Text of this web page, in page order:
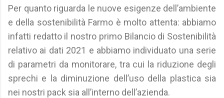
Per quanto riguarda le nuove esigenze dell’ambiente
e della sostenibilità Farmo è molto attenta: abbiamo
infatti redatto il nostro primo Bilancio di Sostenibilità
relativo ai dati 2021 e abbiamo individuato una serie
di parametri da monitorare, tra cui la riduzione degli
sprechi e la diminuzione dell’uso della plastica sia
nei nostri pack sia all’interno dell’azienda.